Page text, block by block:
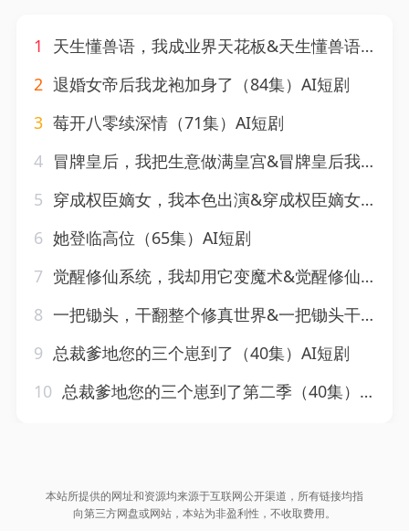
1
天生懂兽语，我成业界天花板&天生懂兽语我成业界天花板（44集）AI短剧
2 退婚女帝后我龙袍加身了（84集）AI短剧
3 莓开八零续深情（71集）AI短剧
4 冒牌皇后，我把生意做满皇宫&冒牌皇后我把生意做满皇宫（93集）AI短剧
5 穿成权臣嫡女，我本色出演&穿成权臣嫡女我本色出演（49集）AI短剧
6 她登临高位（65集）AI短剧
7 觉醒修仙系统，我却用它变魔术&觉醒修仙系统我却用它变魔术（70集）AI短剧
8 一把锄头，干翻整个修真世界&一把锄头干翻整个修真世界（62集）AI短剧
9 总裁爹地您的三个崽到了（40集）AI短剧
10 总裁爹地您的三个崽到了第二季（40集）AI短剧
本站所提供的网址和资源均来源于互联网公开渠道，所有链接均指
向第三方网盘或网站，本站为非盈利性，不收取费用。